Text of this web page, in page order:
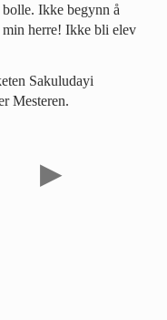
Ikke begynn å
min herre! Ikke bli elev
Sakuludayi
Mesteren.
▶